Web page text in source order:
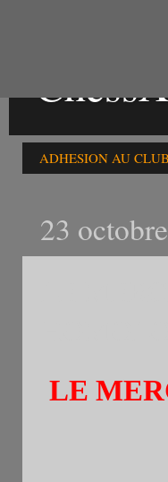
ADHESION AU CLUB
23
LE